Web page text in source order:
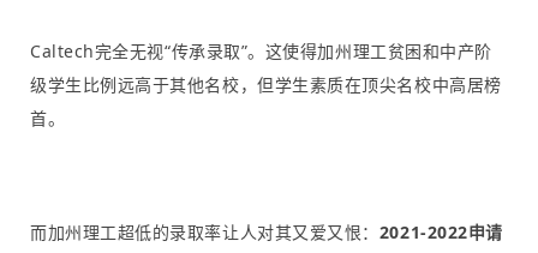
Caltech完全无视“传承录取”。这使得加州理工贫困和中产阶
级学生比例远高于其他名校，但学生素质在顶尖名校中高居榜
首。
而加州理工超低的录取率让人对其又爱又恨： 2021-2022申请